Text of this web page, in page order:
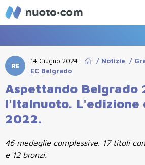
RE
14 Giugno 2024 | / Notizie /
EC Belgrado
Aspettando Belgrado
l'Italnuoto. L'edizione
2022.
46 medaglie complessive. 17 titoli
e 12 bronzi.